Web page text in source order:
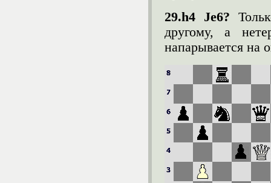
29.h4 Јe6?
другому, а
напарывается на